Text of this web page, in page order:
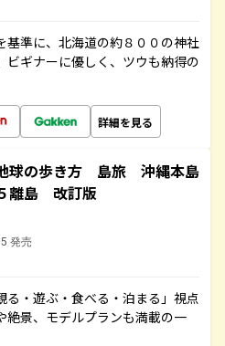
基準に、北海道の約８００の神社
ギナーに優しく、ツウも納得の
詳細を見る
球の歩き方 島旅 沖縄本島
離島 改訂版
発売
・遊ぶ・食べる・泊まる」視点
景、モデルプランも満載の一